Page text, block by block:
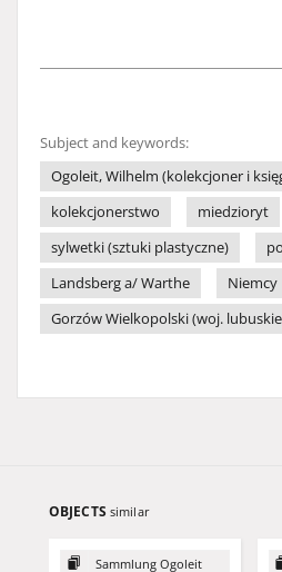
Subject and keywords:
Ogoleit, Wilhelm (kolekcjoner i
kolekcjonerstwo
miedzioryt
sylwetki (sztuki plastyczne)
Landsberg a/ Warthe
Niemcy
Gorzów Wielkopolski (woj.
OBJECTS similar
Sammlung Ogoleit